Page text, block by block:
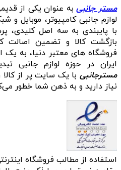
مستر جانبیبه عنوان یکی از
لوازم جانبی کامپیوتر، موبایل
بازگشت کالا و تضمین اصالت
فروشگاه‌ های معتبر دنیا، به یک
ایران در حوزه لوازم جانبی
مسترجانبی با یک سایت پر از
نیاز دارید و به ذهن شما خطور
استفاده از مطالب فروشگاه